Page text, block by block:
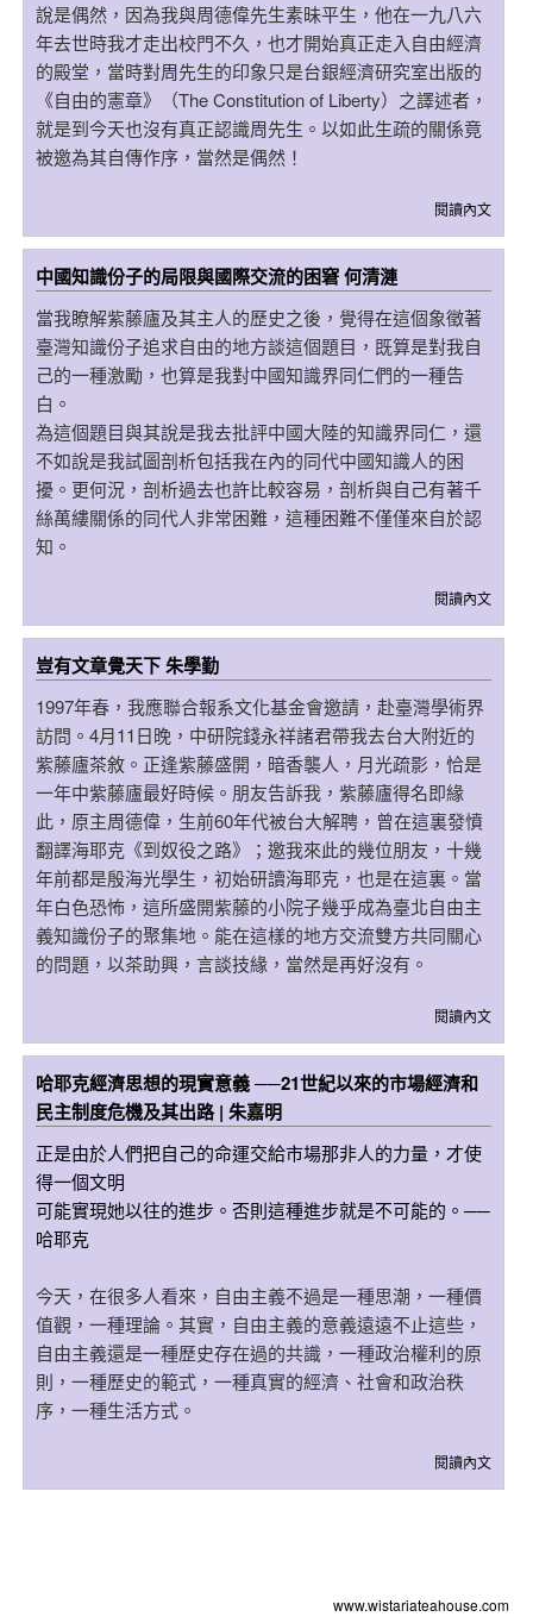
說是偶然，因為我與周德偉先生素昧平生，他在一九八六
年去世時我才走出校門不久，也才開始真正走入自由經濟
的殿堂，當時對周先生的印象只是台銀經濟研究室出版的
《自由的憲章》（The Constitution of Liberty）之譯述者，
就是到今天也沒有真正認識周先生。以如此生疏的關係竟
被邀為其自傳作序，當然是偶然！
閱讀內文
中國知識份子的局限與國際交流的困窘 何清漣
當我瞭解紫藤廬及其主人的歷史之後，覺得在這個象徵著
臺灣知識份子追求自由的地方談這個題目，既算是對我自
己的一種激勵，也算是我對中國知識界同仁們的一種告
白。
為這個題目與其說是我去批評中國大陸的知識界同仁，還
不如說是我試圖剖析包括我在內的同代中國知識人的困
擾。更何況，剖析過去也許比較容易，剖析與自己有著千
絲萬縷關係的同代人非常困難，這種困難不僅僅來自於認
知。
閱讀內文
豈有文章覺天下 朱學勤
1997年春，我應聯合報系文化基金會邀請，赴臺灣學術界
訪問。4月11日晚，中研院錢永祥諸君帶我去台大附近的
紫藤廬茶敘。正逢紫藤盛開，暗香襲人，月光疏影，恰是
一年中紫藤廬最好時候。朋友告訴我，紫藤廬得名即緣
此，原主周德偉，生前60年代被台大解聘，曾在這裏發憤
翻譯海耶克《到奴役之路》；邀我來此的幾位朋友，十幾
年前都是殷海光學生，初始研讀海耶克，也是在這裏。當
年白色恐怖，這所盛開紫藤的小院子幾乎成為臺北自由主
義知識份子的聚集地。能在這樣的地方交流雙方共同關心
的問題，以茶助興，言談技緣，當然是再好沒有。
閱讀內文
哈耶克經濟思想的現實意義 ──21世紀以來的市場經濟和
民主制度危機及其出路 | 朱嘉明
正是由於人們把自己的命運交給市場那非人的力量，才使
得一個文明
可能實現她以往的進步。否則這種進步就是不可能的。──
哈耶克
今天，在很多人看來，自由主義不過是一種思潮，一種價
值觀，一種理論。其實，自由主義的意義遠遠不止這些，
自由主義還是一種歷史存在過的共識，一種政治權利的原
則，一種歷史的範式，一種真實的經濟、社會和政治秩
序，一種生活方式。
閱讀內文
www.wistariateahouse.com